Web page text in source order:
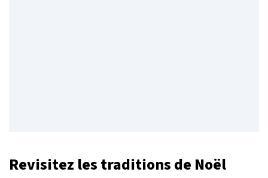
Revisitez les traditions de Noël